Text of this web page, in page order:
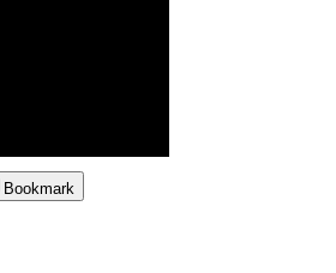
Bookmark